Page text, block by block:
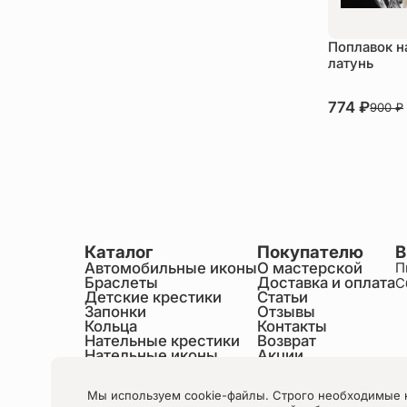
Поплавок
латунь
В наличии
774₽900₽
Каталог
Автомобильные иконы
Браслеты
Детские крестики
Запонки
Кольца
Нательные крестики
Нательные иконы
Статуэтки святых
Покупателю
О мастерской
Доставка и оплата
Статьи
Отзывы
Контакты
Возврат
Акции
Мы используем cookie-файлы. Строго необходимые